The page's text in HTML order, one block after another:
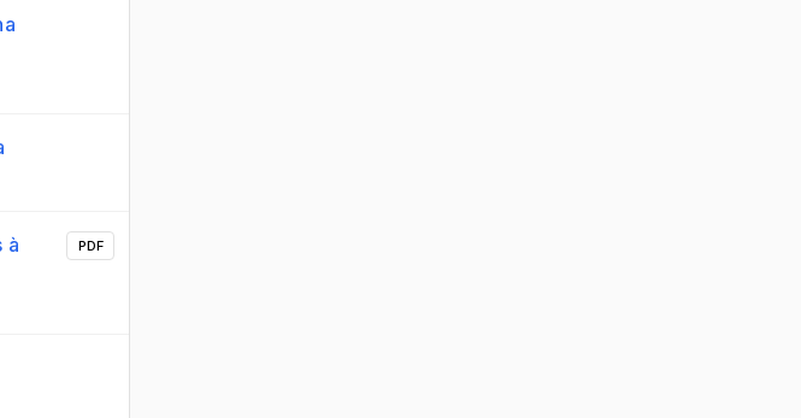
à
PDF